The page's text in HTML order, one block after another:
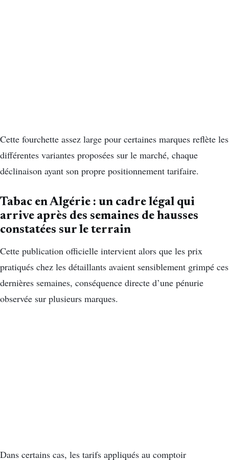
Cette fourchette assez large pour certaines marques reflète les
différentes variantes proposées sur le marché, chaque
déclinaison ayant son propre positionnement tarifaire.
Tabac en Algérie : un cadre légal qui
arrive après des semaines de hausses
constatées sur le terrain
Cette publication officielle intervient alors que les prix
pratiqués chez les détaillants avaient sensiblement grimpé ces
dernières semaines, conséquence directe d’une pénurie
observée sur plusieurs marques.
Dans certains cas, les tarifs appliqués au comptoir